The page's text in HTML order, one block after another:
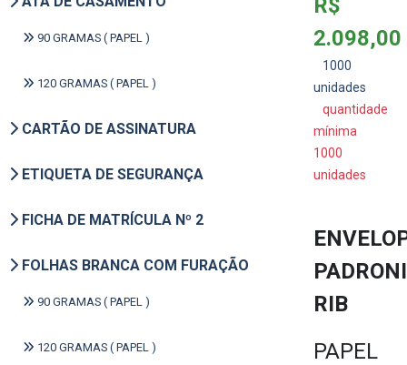
90 GRAMAS ( PAPEL )
120 GRAMAS ( PAPEL )
CARTÃO DE ASSINATURA
ETIQUETA DE SEGURANÇA
FICHA DE MATRÍCULA Nº 2
FOLHAS BRANCA COM FURAÇÃO
90 GRAMAS ( PAPEL )
120 GRAMAS ( PAPEL )
R$
2.098,00
1000
unidades
quantidade
mínima
1000
unidades
RIB
PAPEL